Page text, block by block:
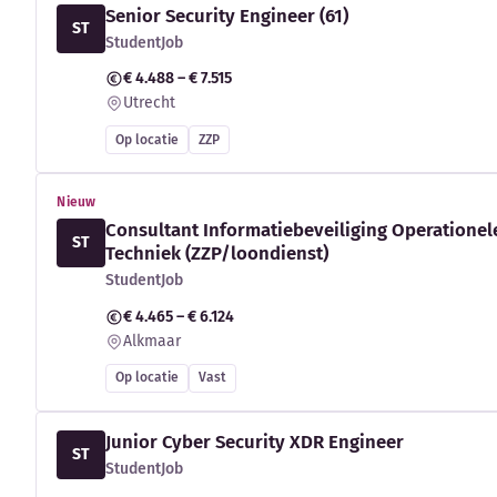
ST
Senior Security Engineer (61)
StudentJob
€ 4.488 – € 7.515
Utrecht
Op locatie ZZP
Nieuw
ST
Consultant Informatiebeveiliging
Techniek (ZZP/loondienst)
StudentJob
€ 4.465 – € 6.124
Alkmaar
Op locatie Vast
ST
Junior Cyber Security XDR Engineer
StudentJob